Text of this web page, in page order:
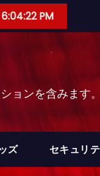
6:04:24 PM
ョンを含みます。
ズ セキュリ